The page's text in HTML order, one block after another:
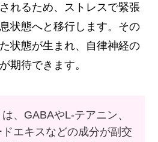
れるため、ストレスで緊張
状態へと移行します。その
状態が生まれ、自律神経の
期待できます。
、GABAやL-テアニン、
エキスなどの成分が副交